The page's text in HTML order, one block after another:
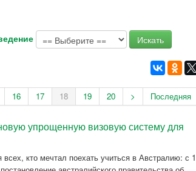
16 17 18 19 20 > Последняя
упрощенную визовую систему для
кто мечтал поехать учиться в Австралию: с 1